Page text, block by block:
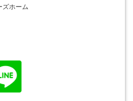
ズホーム
Facebook